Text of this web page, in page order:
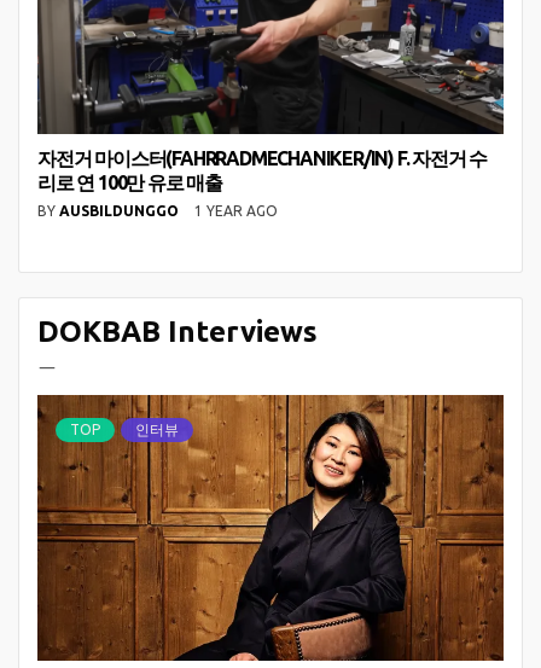
자전거 마이스터(FAHRRADMECHANIKER/IN) F. 자전거 수
리로 연 100만 유로 매출
BY AUSBILDUNGGO 1 YEAR AGO
DOKBAB Interviews
ㅡ
TOP 인터뷰